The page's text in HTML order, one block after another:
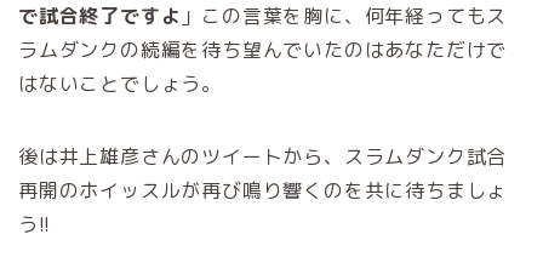
で試合終了ですよ 」この言葉を胸に、何年経ってもス
ラムダンクの続編を待ち望んでいたのはあなただけで
はないことでしょう。
後は井上雄彦さんのツイートから、スラムダンク試合
再開のホイッスルが再び鳴り響くのを共に待ちましょ
う!!